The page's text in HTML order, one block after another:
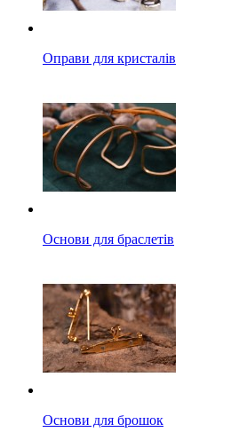
Оправи для кристалів
Основи для браслетів
Основи для брошок